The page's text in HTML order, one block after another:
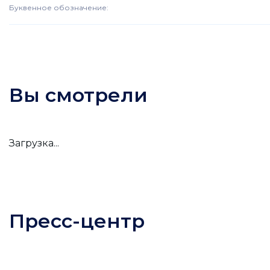
Буквенное обозначение:
Вы смотрели
Загрузка...
Пресс-центр